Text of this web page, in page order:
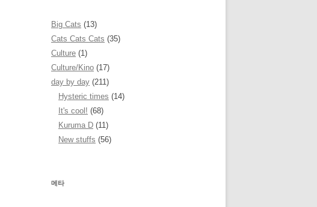
Big Cats (13)
Cats Cats Cats (35)
Culture (1)
Culture/Kino (17)
day by day (211)
Hysteric times (14)
It's cool! (68)
Kuruma D (11)
New stuffs (56)
메타